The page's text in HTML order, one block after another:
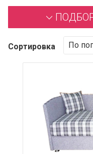
Сортировка